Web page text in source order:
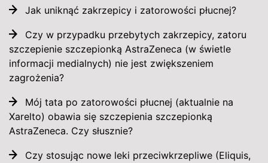
Jak uniknąć zakrzepicy i zatorowości płucnej?
Czy w przypadku przebytych zakrzepicy, zatoru
szczepienie szczepionką AstraZeneca (w świetle
informacji medialnych) nie jest zwiększeniem
zagrożenia?
Mój tata po zatorowości płucnej (aktualnie na
Xarelto) obawia się szczepienia szczepionką
AstraZeneca. Czy słusznie?
Czy stosując nowe leki przeciwkrzepliwe (Eliquis,